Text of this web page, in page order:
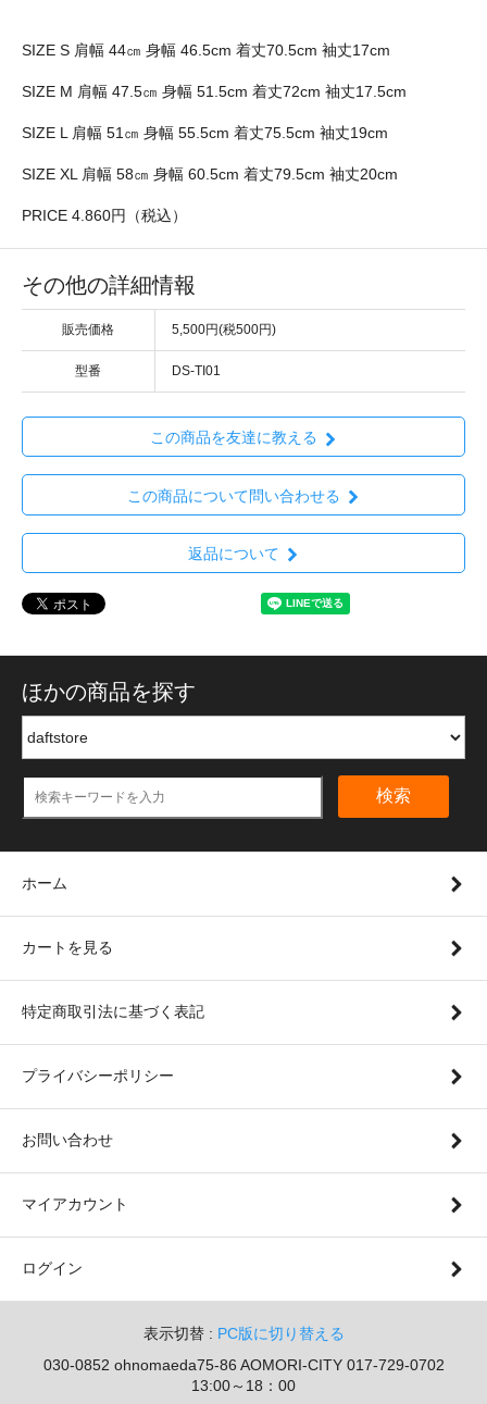
SIZE S 肩幅 44㎝ 身幅 46.5cm 着丈70.5cm 袖丈17cm
SIZE M 肩幅 47.5㎝ 身幅 51.5cm 着丈72cm 袖丈17.5cm
SIZE L 肩幅 51㎝ 身幅 55.5cm 着丈75.5cm 袖丈19cm
SIZE XL 肩幅 58㎝ 身幅 60.5cm 着丈79.5cm 袖丈20cm
PRICE 4.860円（税込）
その他の詳細情報
販売価格 5,500円(税500円)
型番 DS-TI01
この商品を友達に教える
この商品について問い合わせる
返品について
ほかの商品を探す
検索
ホーム
カートを見る
特定商取引法に基づく表記
プライバシーポリシー
お問い合わせ
マイアカウント
ログイン
表示切替 : PC版に切り替える
030-0852 ohnomaeda75-86 AOMORI-CITY 017-729-0702
13:00～18：00